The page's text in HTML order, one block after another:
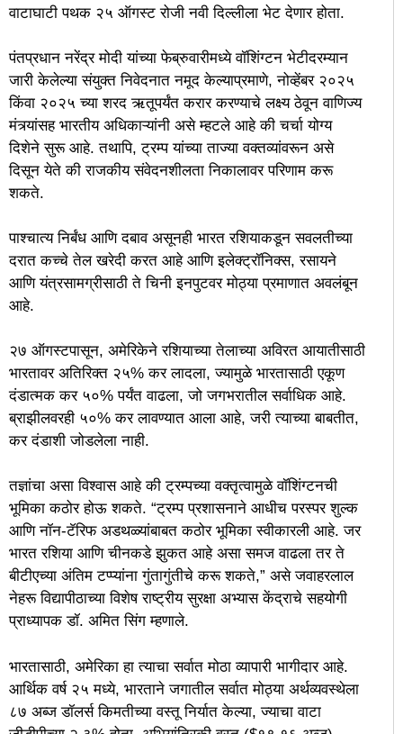
वाटाघाटी पथक २५ ऑगस्ट रोजी नवी दिल्लीला भेट देणार होता.
पंतप्रधान नरेंद्र मोदी यांच्या फेब्रुवारीमध्ये वॉशिंग्टन भेटीदरम्यान
जारी केलेल्या संयुक्त निवेदनात नमूद केल्याप्रमाणे, नोव्हेंबर २०२५
किंवा २०२५ च्या शरद ऋतूपर्यंत करार करण्याचे लक्ष्य ठेवून वाणिज्य
मंत्र्यांसह भारतीय अधिकाऱ्यांनी असे म्हटले आहे की चर्चा योग्य
दिशेने सुरू आहे. तथापि, ट्रम्प यांच्या ताज्या वक्तव्यांवरून असे
दिसून येते की राजकीय संवेदनशीलता निकालावर परिणाम करू
शकते.
पाश्चात्य निर्बंध आणि दबाव असूनही भारत रशियाकडून सवलतीच्या
दरात कच्चे तेल खरेदी करत आहे आणि इलेक्ट्रॉनिक्स, रसायने
आणि यंत्रसामग्रीसाठी ते चिनी इनपुटवर मोठ्या प्रमाणात अवलंबून
आहे.
२७ ऑगस्टपासून, अमेरिकेने रशियाच्या तेलाच्या अविरत आयातीसाठी
भारतावर अतिरिक्त २५% कर लादला, ज्यामुळे भारतासाठी एकूण
दंडात्मक कर ५०% पर्यंत वाढला, जो जगभरातील सर्वाधिक आहे.
ब्राझीलवरही ५०% कर लावण्यात आला आहे, जरी त्याच्या बाबतीत,
कर दंडाशी जोडलेला नाही.
तज्ञांचा असा विश्वास आहे की ट्रम्पच्या वक्तृत्वामुळे वॉशिंग्टनची
भूमिका कठोर होऊ शकते. “ट्रम्प प्रशासनाने आधीच परस्पर शुल्क
आणि नॉन-टॅरिफ अडथळ्यांबाबत कठोर भूमिका स्वीकारली आहे. जर
भारत रशिया आणि चीनकडे झुकत आहे असा समज वाढला तर ते
बीटीएच्या अंतिम टप्प्यांना गुंतागुंतीचे करू शकते,” असे जवाहरलाल
नेहरू विद्यापीठाच्या विशेष राष्ट्रीय सुरक्षा अभ्यास केंद्राचे सहयोगी
प्राध्यापक डॉ. अमित सिंग म्हणाले.
भारतासाठी, अमेरिका हा त्याचा सर्वात मोठा व्यापारी भागीदार आहे.
आर्थिक वर्ष २५ मध्ये, भारताने जगातील सर्वात मोठ्या अर्थव्यवस्थेला
८७ अब्ज डॉलर्स किमतीच्या वस्तू निर्यात केल्या, ज्याचा वाटा